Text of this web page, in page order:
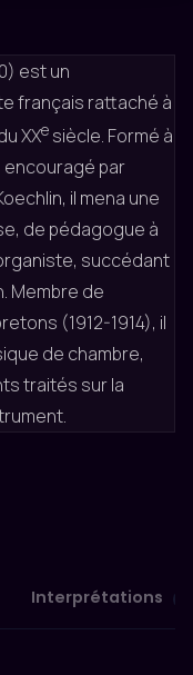
est un
français rattaché à
XXe siècle. Formé à
encouragé par
il mena une
de pédagogue à
succédant
Membre de
(1912-1914), il
de chambre,
traités sur la
Interprétations